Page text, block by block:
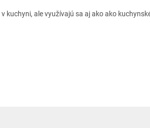
kuchyni, ale využívajú sa aj ako ako